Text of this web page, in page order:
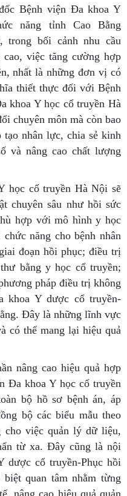
Bệnh viện Đa khoa Y
năng tỉnh Cao Bằng
trong bối cảnh nhu cầu
cao, việc tăng cường hợp
nhất là những đơn vị có
thiết thực đối với Bệnh
khoa Y học cổ truyền Hà
chuyên môn mà còn bao
tạo nhân lực, chia sẻ kinh
và nâng cao chất lượng
học cổ truyền Hà Nội sẽ
chuyên sâu như hồi sức
hợp với mô hình y học
năng cho bệnh nhân
đoạn hồi phục; điều trị
bằng y học cổ truyền;
pháp điều trị không
khoa Y dược cổ truyền-
Đây là những lĩnh vực
có thể mang lại hiệu quả
nâng cao hiệu quả hợp
Đa khoa Y học cổ truyền
bộ hồ sơ bệnh án, áp
bộ các biểu mẫu theo
cho việc quản lý dữ liệu,
từ xa. Đây cũng là nội
dược cổ truyền-Phục hồi
quan tâm nhằm từng
nâng cao hiệu quả quản